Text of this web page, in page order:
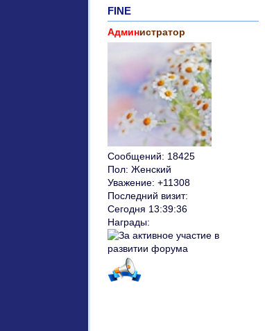
FINE
Администратор
Сообщений: 18425
Пол: Женский
Уважение: +11308
Последний визит:
Сегодня 13:39:36
Награды: